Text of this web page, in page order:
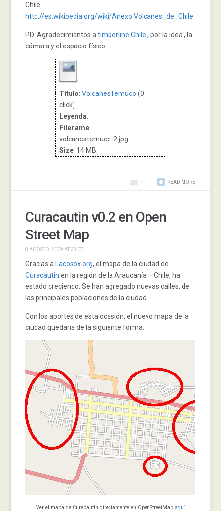
Chile:
http://es.wikipedia.org/wiki/Anexo:Volcanes_de_Chile
PD: Agradecimientos atimberline Chile , por la idea , la
cámara y el espacio físico.
Título:VolcanesTemuco (0
click)
Leyenda:
Filename:
volcanestemuco-2.jpg
Size: 14 MB
READ MORE
1
Curacautin v0.2 en Open
Street Map
8 AGOSTO, 2009 AT 23:07
Gracias a Lacosox.org, el mapa de la ciudad de
Curacautin en la región de la Araucanía – Chile, ha
estado creciendo. Se han agregado nuevas calles, de
las principales poblaciones de la ciudad.
Con los aportes de esta ocasión, el nuevo mapa de la
ciudad quedaría de la siguiente forma:
Ver el mapa de Curacautin directamente en OpenStreetMap aquí